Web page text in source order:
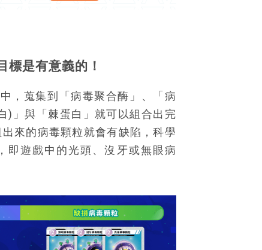
標是有意義的！
，蒐集到「病毒聚合酶」、「病
)」與「棘蛋白」就可以組合出完
來的病毒顆粒就會有缺陷，科學
即遊戲中的光頭、沒牙或無眼病